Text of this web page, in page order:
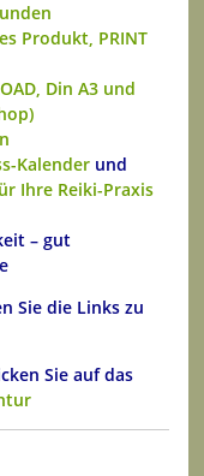
Produkt, PRINT
Din A3 und
Kalender und
Ihre Reiki-Praxis
– gut
Sie die Links zu
Sie auf das